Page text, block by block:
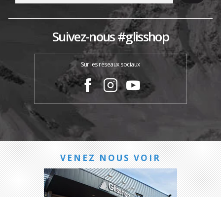
Suivez-nous #glisshop
Sur les réseaux sociaux
VENEZ NOUS VOIR